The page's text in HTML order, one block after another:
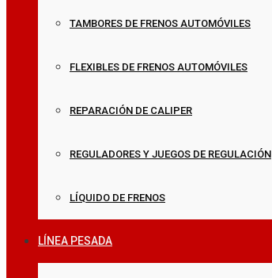
TAMBORES DE FRENOS AUTOMÓVILES
FLEXIBLES DE FRENOS AUTOMÓVILES
REPARACIÓN DE CALIPER
REGULADORES Y JUEGOS DE REGULACIÓN
LÍQUIDO DE FRENOS
LÍNEA PESADA